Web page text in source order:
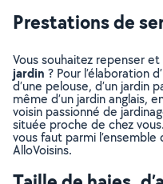
Prestations de
Vous souhaitez repenser et
jardin ? Pour l’élaboration
d’une pelouse, d’un jardin
même d’un jardin anglais,
voisin passionné de
située proche de chez
vous faut parmi
AlloVoisins.